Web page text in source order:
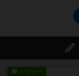
レビュー